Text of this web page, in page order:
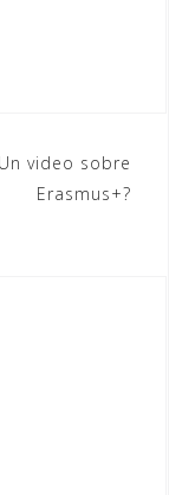
video sobre
Erasmus+?